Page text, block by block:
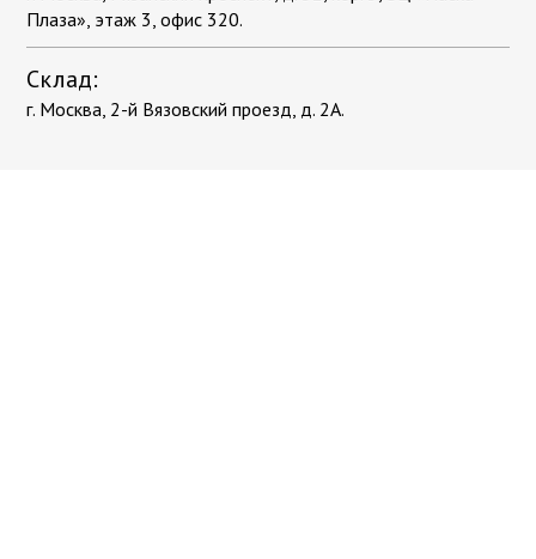
Плаза», этаж 3, офис 320.
Склад:
г. Москва, 2-й Вязовский проезд, д. 2А.